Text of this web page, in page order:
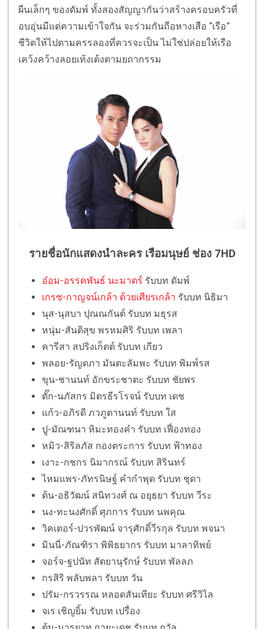
ผืนเล็กๆ ของดัมพ์ ทั้งสองสัญญากันว่าสร้างครอบครัวที่
อบอุ่นมีแต่ความเข้าใจกัน จะร่วมกันถือหางเสือ “เรือ”
ชีวิตให้ไปตามครรลองที่ควรจะเป็น ไม่ใช่ปล่อยให้เรือ
เคว้งคว้างลอยเท้งเต้งตามยถากรรม
รายชื่อนักแสดงนำละคร เรือมนุษย์ ช่อง 7HD
อ๋อม-อรรคพันธ์ นะมาตร์ รับบท ดัมพ์
เกรซ-กาญจน์เกล้า ด้วยเศียรเกล้า รับบท นิธิมา
นุส-นุสบา ปุณณกันต์ รับบท มธุรส
หนุ่ม-สันติสุข พรหมศิริ รับบท เพลา
คารีสา สปริงเก็ตต์ รับบท เกียว
พลอย-รัญดภา มันตะลัมพะ รับบท พิมพ์รส
ขุน-ชานนท์ อักขระชาตะ รับบท ชัยพร
ตั๊ก-นภัสกร มิตรธีรโรจน์ รับบท เดช
แก้ว-อภิรดี ภวภูตานนท์ รับบท ใส
ปู-มัณฑนา หิมะทองคำ รับบท เฟื่องทอง
หมิว-สิริลภัส กองตระการ รับบท ฟ้าทอง
เงาะ-กชกร นิมากรณ์ รับบท สิรินทร์
ไหมแพร-ภัทรนิษฐ์ คำกำพุด รับบท ชุดา
ต้น-อธิวัฒน์ สนิทวงศ์ ณ อยุธยา รับบท วีระ
นง-ทะนงศักดิ์ ศุภการ รับบท นพคุณ
วิคเตอร์-ปวรพัฒน์ จารุศักดิ์วีรกุล รับบท พจนา
มินนี่-ภัณฑิรา พิพิธยากร รับบท มาลาทิพย์
จอร์จ-ฐปนัท สัตยานุรักษ์ รับบท พัลลภ
กรสิริ พลับพลา รับบท วัน
ปรัม-กรวรรณ หลอดสันเทียะ รับบท ศรีวิไล
จเร เชิญยิ้ม รับบท เปรื่อง